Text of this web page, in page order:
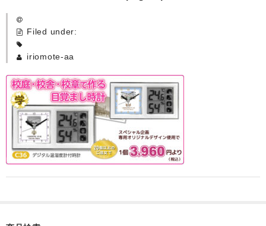
卒園記念品
カード付フォトフレームクロック(集合)
目覚まし時計(集合＋個別)
メロディ時計(集合)
Filed under:
iriomote-aa